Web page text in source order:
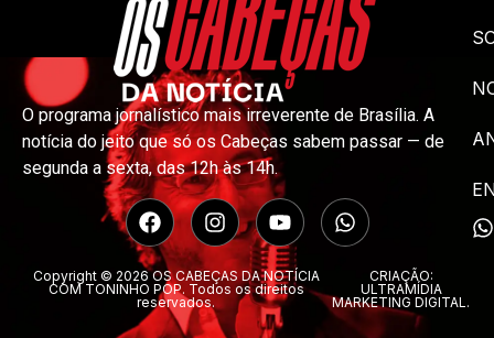
O programa jornalístico mais irreverente de Brasília. A
notícia do jeito que só os Cabeças sabem passar — de
segunda a sexta, das 12h às 14h.
Copyright © 2026 OS CABEÇAS DA NOTÍCIA
COM TONINHO POP. Todos os direitos
reservados.
CRIAÇÃO:
ULTRAMÍDIA
MARKETING DIGITAL.